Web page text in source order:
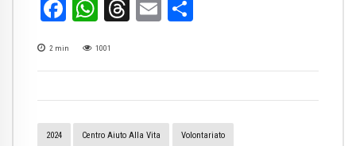
Facebook
WhatsApp
Threads
Email
2 min 1001
2024 Centro Aiuto Alla Vita Volontariato